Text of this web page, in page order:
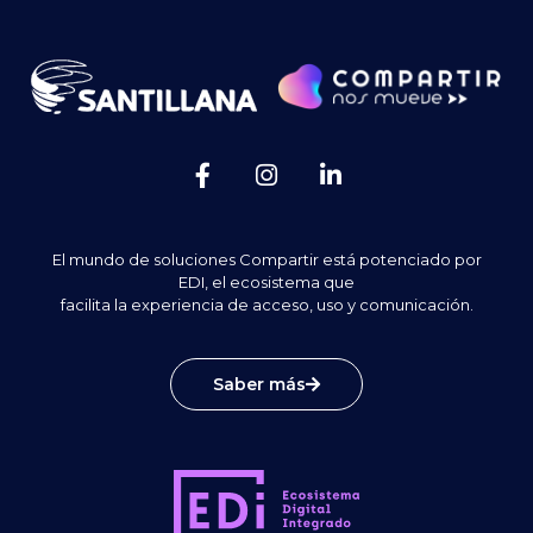
El mundo de soluciones Compartir está potenciado por
EDI, el ecosistema que
facilita la experiencia de acceso, uso y comunicación.
Saber más